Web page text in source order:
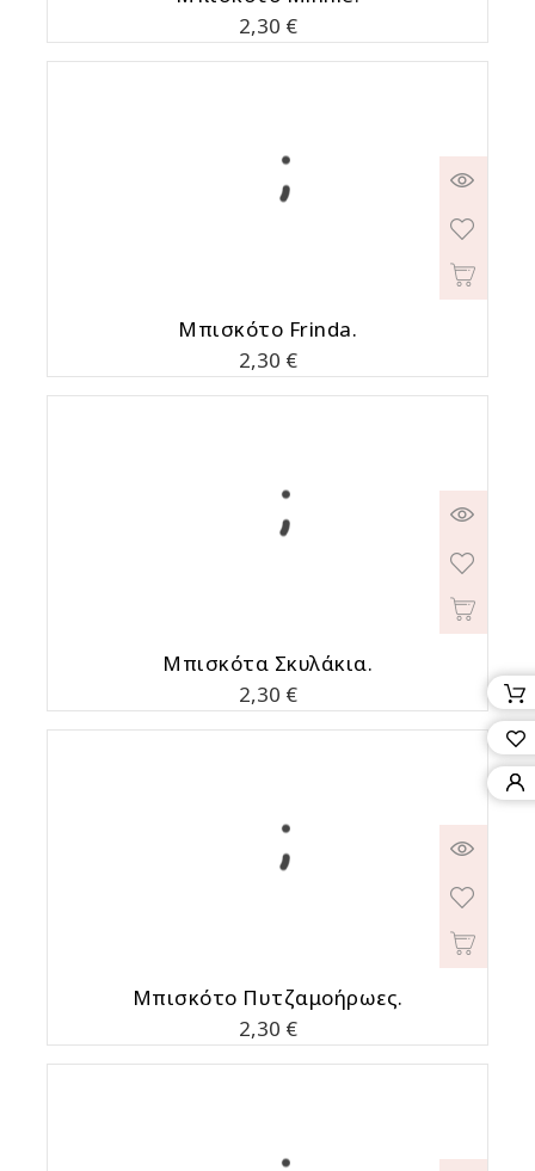
Τιμή
2,30 €
Μπισκότο Frinda.
Τιμή
2,30 €
Μπισκότα Σκυλάκια.
Τιμή
2,30 €
Μπισκότο Πυτζαμοήρωες.
Τιμή
2,30 €